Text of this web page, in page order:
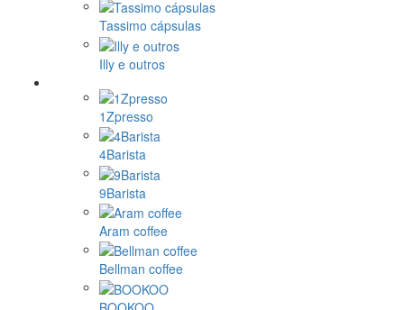
Tassimo cápsulas
Illy e outros
1Zpresso
4Barista
9Barista
Aram coffee
Bellman coffee